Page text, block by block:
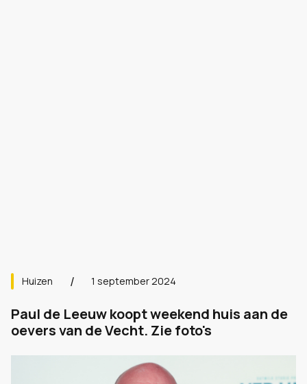
Huizen 1 september 2024
Paul de Leeuw koopt weekend huis aan de
oevers van de Vecht. Zie foto's